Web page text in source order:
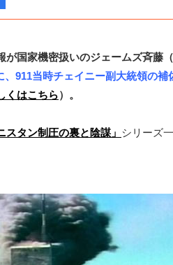
が国家機密扱いのジェームズ斉藤（
、911当時チェイニー副大統領の補
くはこちら）。
タン制圧の裏と陰謀」 シリーズ